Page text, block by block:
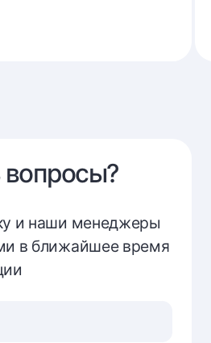
и наши менеджеры
в ближайшее время